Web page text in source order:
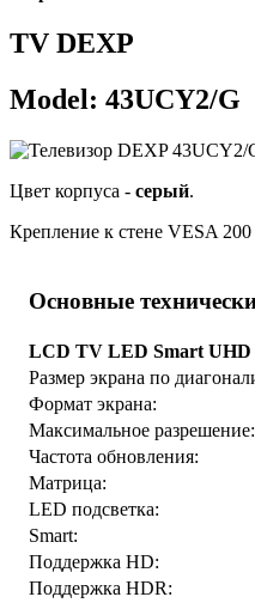
TV DEXP
Model: 43UCY2/G
Цвет корпуса - серый.
Крепление к стене VESA 200
Основные
LCD TV LED Smart UHD
Размер экрана по
Формат экрана:
Максимальное разрешение:
Частота обновления:
Матрица:
LED подсветка:
Smart:
Поддержка HD:
Поддержка HDR: